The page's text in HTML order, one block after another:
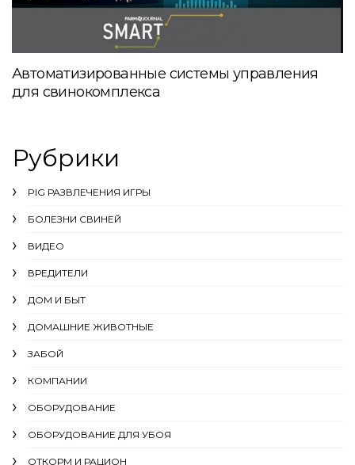
Автоматизированные системы управления
для свинокомплекса
Рубрики
PIG РАЗВЛЕЧЕНИЯ ИГРЫ
БОЛЕЗНИ СВИНЕЙ
ВИДЕО
ВРЕДИТЕЛИ
ДОМ И БЫТ
ДОМАШНИЕ ЖИВОТНЫЕ
ЗАБОЙ
КОМПАНИИ
ОБОРУДОВАНИЕ
ОБОРУДОВАНИЕ ДЛЯ УБОЯ
ОТКОРМ И РАЦИОН